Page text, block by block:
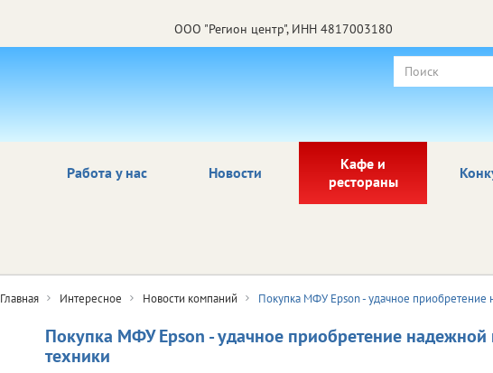
ООО "Регион центр", ИНН 4817003180
Работа у нас Новости
Кафе и
рестораны
Главная Интересное Новости компаний Покупка МФУ Epson - удачное приобретение
Покупка МФУ Epson - удачное приобретение надежной
техники